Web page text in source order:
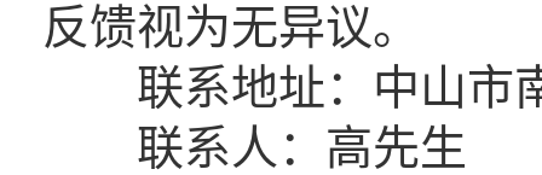
反馈视为无异议。
联系地址：中山市南
联系人：高先生